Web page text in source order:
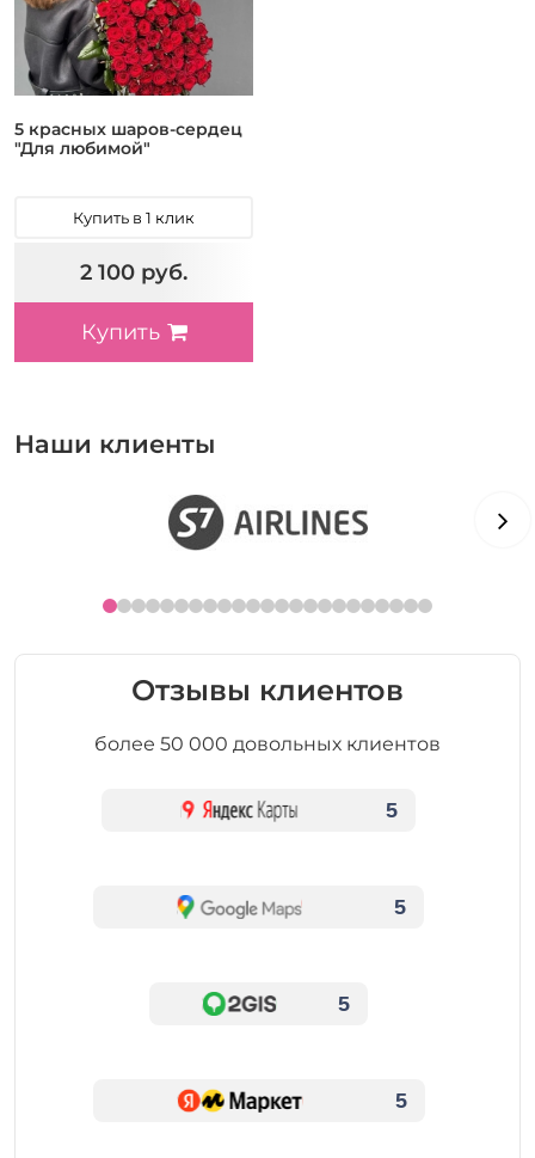
5 красных шаров-сердец
"Для любимой"
Купить в 1 клик
2 100 руб.
Купить
Наши клиенты
Отзывы клиентов
более 50 000 довольных клиентов
5
5
5
5